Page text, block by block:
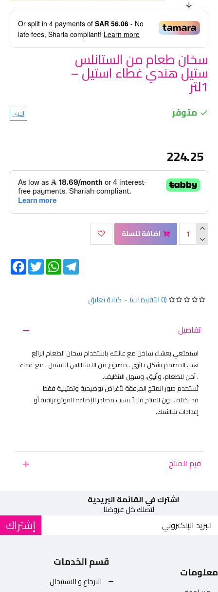
Or split in 4 payments of SAR 56.06 - No
late fees, Sharia compliant! Learn more
سخان طعام من الستانلس
ستيل هندي غطاء استيل –
1لتر
متوفر اخرى
(0 التقييمات) - كتابة تعليق
224.25
اضافة للسلة
Twitter
WhatsAppTelegram
تفاصيل
استمتعي بعشاء ساخن مع عائلتك باستخدام سخان الطعام الرائع
هذا، المصمم بشكل دائري ، مصنوع من الاستانلس الاستيل ، مع غطاء
. آمن للطعام، وأنيق، وسهل التنظيف.
تُستخدم صور المنتج المرفقة لأغراض توضيحية وتمثيلية فقط.
قد يختلف لون المنتج قليلاً بسبب مصادر الإضاءة الفوتوغرافية أو
إعدادات شاشتك.
قيم المنتج
اشترك في القائمة البريدية
لتصلك كل عروضنا
إشتراك
معلومات
قسم الخدمات
الارجاع و الاستبدال